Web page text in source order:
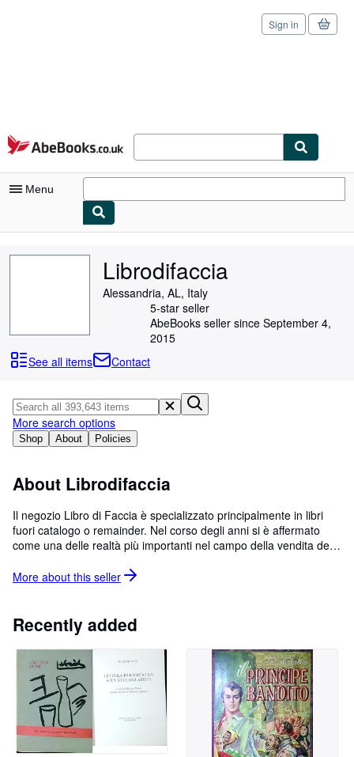
Skip to main content
AbeBooks.co.uk
Sign in
Menu
Browse Collections
Art & Collectables
Textbooks
Start Selling
Help
CLOSE
Librodifaccia
Alessandria, AL, Italy
5-star seller
AbeBooks seller since September 4,
2015
See all items
Contact
Shop About Policies
More search options
About Librodifaccia
Il negozio Libro di Faccia è specializzato principalmente in libri
fuori catalogo o remainder. Nel corso degli anni si è affermato
come una delle realtà più importanti nel campo della vendita dei
More about this seller
Recently added